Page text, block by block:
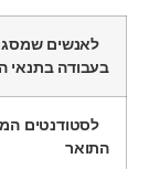
לאנשים
בעבודה בתנאי
לסטודנטים
התואר